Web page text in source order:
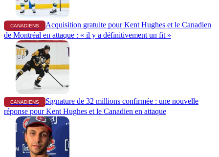
CANADIENS
Acquisition gratuite pour Kent Hughes et le Canadien
de Montréal en attaque : « il y a définitivement un fit »
CANADIENS
Signature de 32 millions confirmée : une nouvelle
réponse pour Kent Hughes et le Canadien en attaque